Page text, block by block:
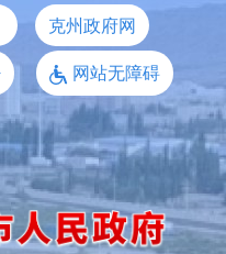
克州政府网
网站无障碍